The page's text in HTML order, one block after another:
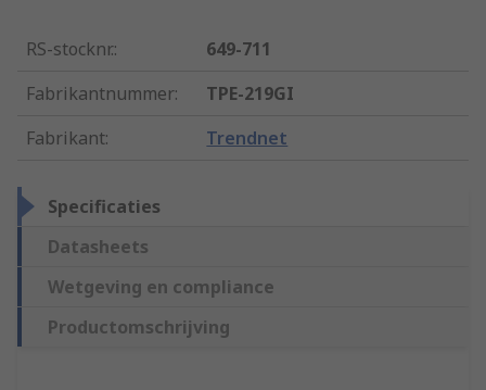
RS-stocknr.:
649-711
Fabrikantnummer:
TPE-219GI
Fabrikant: Trendnet
Specificaties
Datasheets
Wetgeving en compliance
Productomschrijving